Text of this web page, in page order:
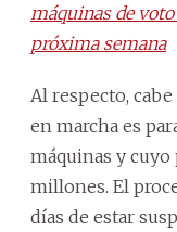
máquinas de
próxima semana
Al respecto,
en marcha es
máquinas y cuyo
millones. El
días de estar